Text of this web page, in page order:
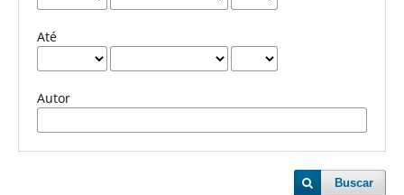
Até
Autor
Buscar